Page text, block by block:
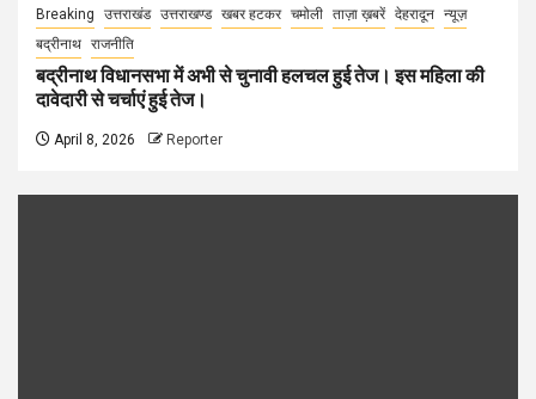
Breaking उत्तराखंड उत्तराखण्ड खबर हटकर चमोली ताज़ा ख़बरें देहरादून न्यूज़
बद्रीनाथ राजनीति
बद्रीनाथ विधानसभा में अभी से चुनावी हलचल हुई तेज। इस महिला की
दावेदारी से चर्चाएं हुई तेज।
April 8, 2026 Reporter